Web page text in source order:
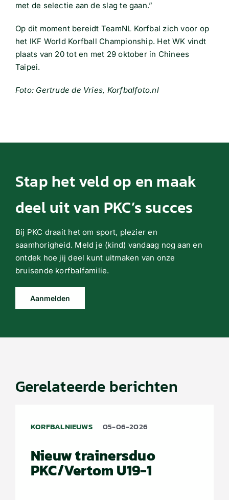
met de selectie aan de slag te gaan.”
Op dit moment bereidt TeamNL Korfbal zich voor op
het IKF World Korfball Championship. Het WK vindt
plaats van 20 tot en met 29 oktober in Chinees
Taipei.
Foto: Gertrude de Vries, Korfbalfoto.nl
Stap het veld op en maak
deel uit van PKC’s succes
Bij PKC draait het om sport, plezier en
saamhorigheid. Meld je (kind) vandaag nog aan en
ontdek hoe jij deel kunt uitmaken van onze
bruisende korfbalfamilie.
Aanmelden
Gerelateerde berichten
KORFBALNIEUWS 05-06-2026
Nieuw trainersduo
PKC/Vertom U19-1